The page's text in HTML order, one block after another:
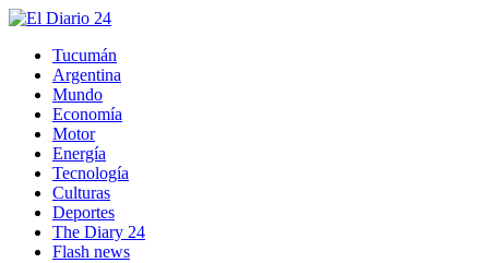
Tucumán
Argentina
Mundo
Economía
Motor
Energía
Tecnología
Culturas
Deportes
The Diary 24
Flash news